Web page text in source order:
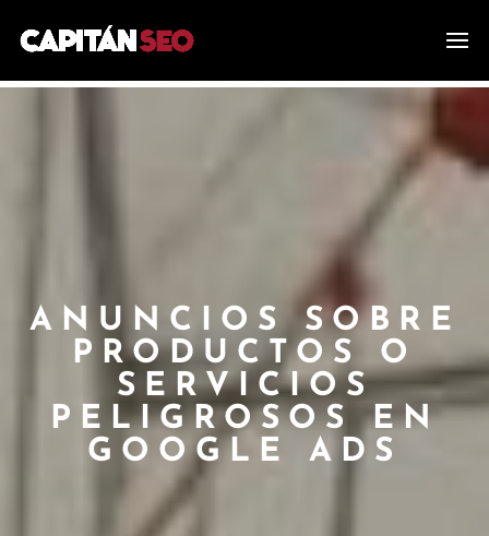
ANUNCIOS SOBRE
PRODUCTOS O
SERVICIOS
PELIGROSOS EN
GOOGLE ADS